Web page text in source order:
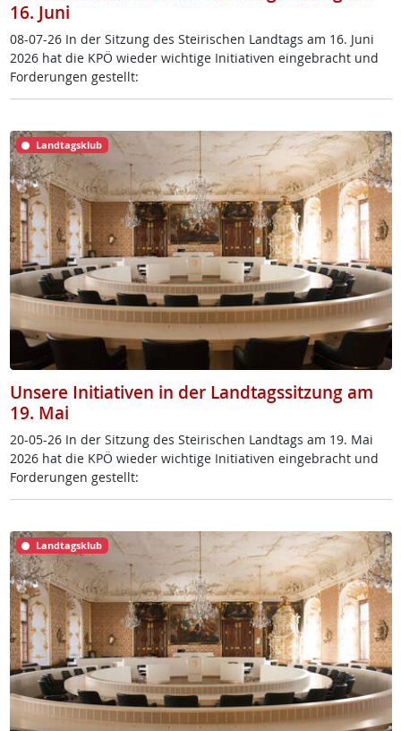
16. Juni
08-07-26 In der Sit­zung des Stei­ri­schen Land­tags am 16. Ju­ni
2026 hat die KPÖ wie­der wich­ti­ge In­i­tia­ti­ven ein­ge­bracht und
For­de­run­gen ge­s­tellt:
Landtagsklub
Unsere Initiativen in der Landtagssitzung am
19. Mai
20-05-26 In der Sit­zung des Stei­ri­schen Land­tags am 19. Mai
2026 hat die KPÖ wie­der wich­ti­ge In­i­tia­ti­ven ein­ge­bracht und
For­de­run­gen ge­s­tellt:
Landtagsklub